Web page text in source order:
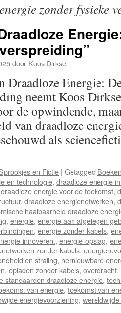
energie zonder fysieke
door Koos Dirkse
Draadloze Energie:
neemt Koos
de opwindende,
van draadloze
als
en Fictie | Getagged
en technologie, draadloze energie
draadloze energie voor de toekomst,
, draadloze energienetwerken,
haalbaarheid draadloze
, energie, energie aan afgelegen
, energie zonder kabels,
innoveren., energie-opslag,
zonder kabels,
en straling, hernieuwbare
, opladen zonder kabels, overdracht,
standaarden draadloze energie,
van energie, toekomst van
energievoorziening,